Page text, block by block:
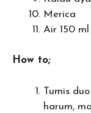
Merica
Air 150 ml
How to;
Tumis
harum,